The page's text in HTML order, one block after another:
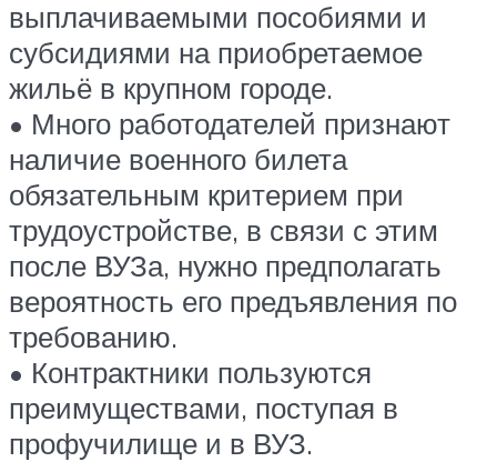
выплачиваемыми пособиями и
субсидиями на приобретаемое
жильё в крупном городе.
• Много работодателей признают
наличие военного билета
обязательным критерием при
трудоустройстве, в связи с этим
после ВУЗа, нужно предполагать
вероятность его предъявления по
требованию.
• Контрактники пользуются
преимуществами, поступая в
профучилище и в ВУЗ.